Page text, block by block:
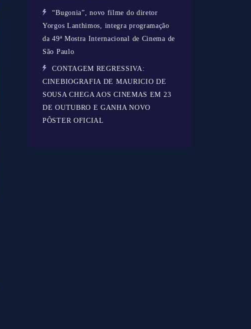
“Bugonia”, novo filme do diretor
Yorgos Lanthimos, integra programação
da 49ª Mostra Internacional de Cinema de
São Paulo
CONTAGEM REGRESSIVA:
CINEBIOGRAFIA DE MAURICIO DE
SOUSA CHEGA AOS CINEMAS EM 23
DE OUTUBRO E GANHA NOVO
PÔSTER OFICIAL